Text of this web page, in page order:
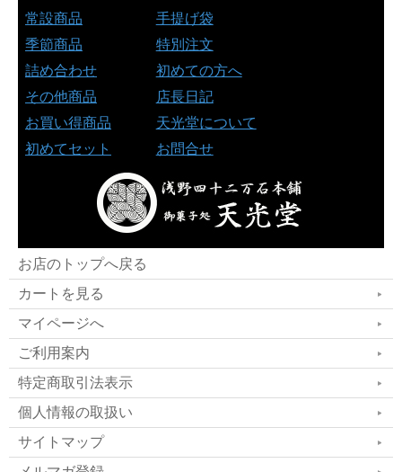
常設商品
季節商品
詰め合わせ
その他商品
お買い得商品
初めてセット
手提げ袋
特別注文
初めての方へ
店長日記
天光堂について
お問合せ
お店のトップへ戻る
カートを見る
マイページへ
ご利用案内
特定商取引法表示
個人情報の取扱い
サイトマップ